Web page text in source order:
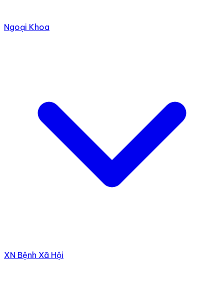
Ngoại Khoa
XN Bệnh Xã Hội